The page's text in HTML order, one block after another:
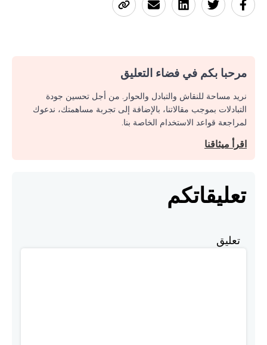
مرحبا بكم في فضاء التعليق
نريد مساحة للنقاش والتبادل والحوار. من أجل تحسين جودة
التبادلات بموجب مقالاتنا، بالإضافة إلى تجربة مساهمتك، ندعوك
لمراجعة قواعد الاستخدام الخاصة بنا.
اقرأ ميثاقنا
تعليقاتكم
تعليق